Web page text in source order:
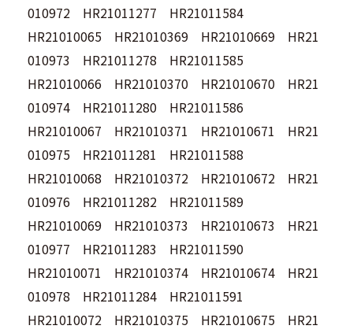
010972 HR21011277 HR21011584
HR21010065 HR21010369 HR21010669 HR21
010973 HR21011278 HR21011585
HR21010066 HR21010370 HR21010670 HR21
010974 HR21011280 HR21011586
HR21010067 HR21010371 HR21010671 HR21
010975 HR21011281 HR21011588
HR21010068 HR21010372 HR21010672 HR21
010976 HR21011282 HR21011589
HR21010069 HR21010373 HR21010673 HR21
010977 HR21011283 HR21011590
HR21010071 HR21010374 HR21010674 HR21
010978 HR21011284 HR21011591
HR21010072 HR21010375 HR21010675 HR21